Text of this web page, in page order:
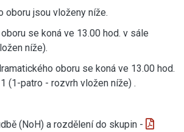
oboru jsou vloženy níže.
se koná ve 13.00 hod. v sále
níže).
oboru se koná ve 13.00 hod.
(1-patro - rozvrh vložen níže) .
(NoH) a rozdělení do skupin -